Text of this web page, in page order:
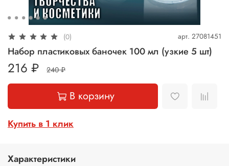
(0) арт. 27081451
Набор пластиковых баночек 100 мл (узкие 5 шт)
216 ₽ 240 ₽
В корзину
Купить в 1 клик
Характеристики